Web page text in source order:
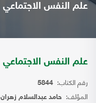
علم النفس الاجتماعي
علم النفس الاجتماعي
رقم الكتاب: 5844
المؤلف: حامد عبدالسلام زهران